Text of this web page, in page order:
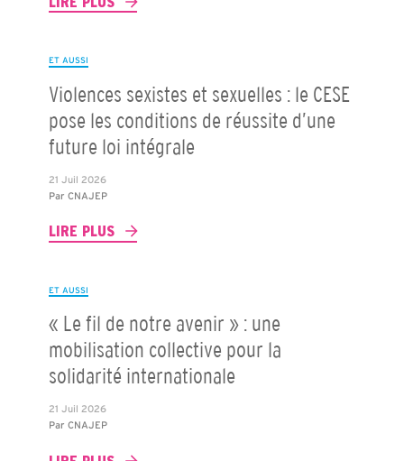
ET AUSSI
Violences sexistes et sexuelles : le CESE
pose les conditions de réussite d’une
future loi intégrale
21 Juil 2026
Par CNAJEP
LIRE PLUS
ET AUSSI
« Le fil de notre avenir » : une
mobilisation collective pour la
solidarité internationale
21 Juil 2026
Par CNAJEP